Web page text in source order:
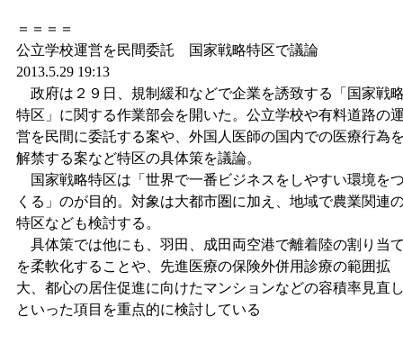
＝＝＝＝
公立学校運営を民間委託 国家戦略特区で議論
2013.5.29 19:13
政府は２９日、規制緩和などで企業を誘致する「国家戦
特区」に関する作業部会を開いた。公立学校や有料道路の
営を民間に委託する案や、外国人医師の国内での医療行為
解禁する案など特区の具体策を議論。
国家戦略特区は「世界で一番ビジネスをしやすい環境を
くる」のが目的。対象は大都市圏に加え、地域で農業関連
特区なども検討する。
具体策では他にも、羽田、成田両空港で離着陸の割り当
を柔軟化することや、先進医療の保険外併用診療の範囲拡
大、都心の居住促進に向けたマンションなどの容積率見直
といった項目を重点的に検討している